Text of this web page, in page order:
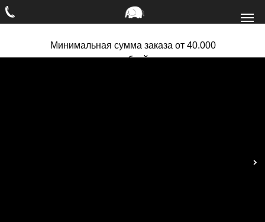
Минимальная сумма заказа от 40.000
рублей